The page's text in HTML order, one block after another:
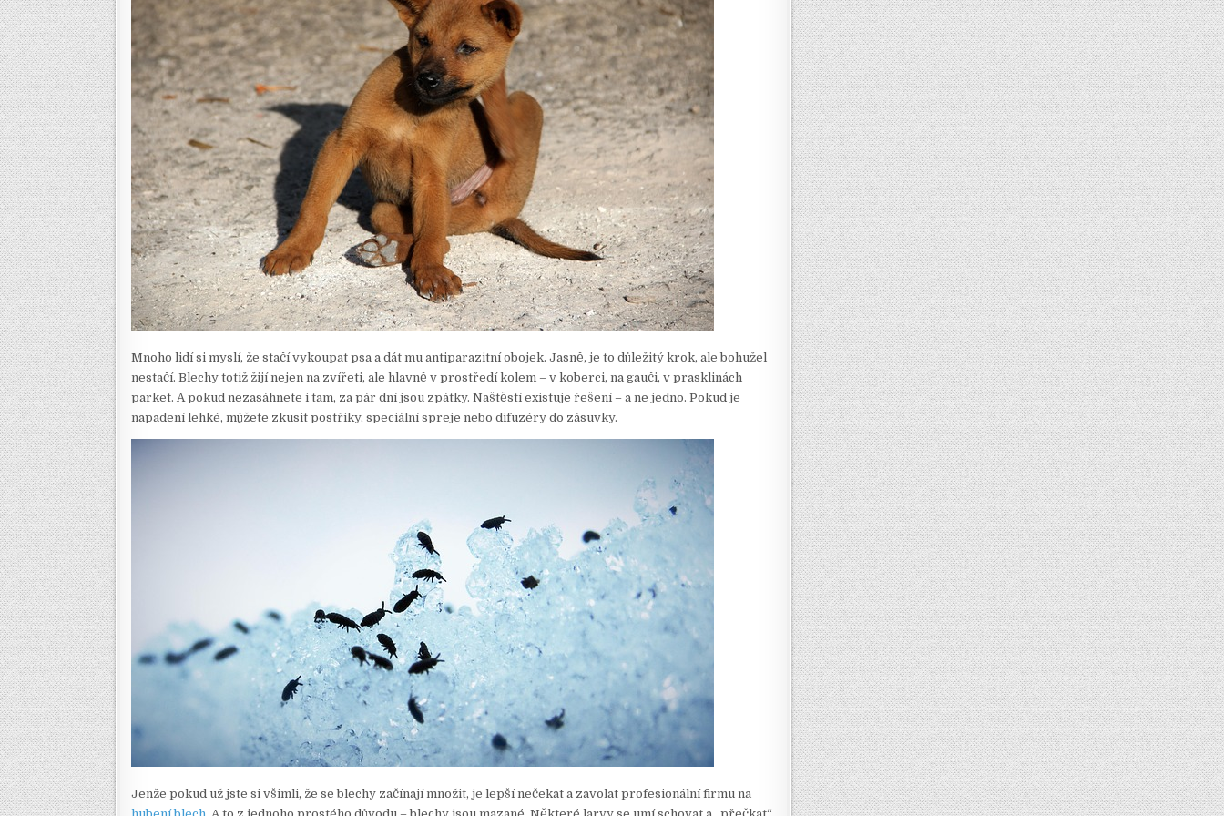
Mnoho lidí si myslí, že stačí vykoupat psa a dát mu antiparazitní obojek. Jasně, je to důležitý krok, ale bohužel
nestačí. Blechy totiž žijí nejen na zvířeti, ale hlavně v prostředí kolem – v koberci, na gauči, v prasklinách
parket. A pokud nezasáhnete i tam, za pár dní jsou zpátky. Naštěstí existuje řešení – a ne jedno. Pokud je
napadení lehké, můžete zkusit postřiky, speciální spreje nebo difuzéry do zásuvky.
Jenže pokud už jste si všimli, že se blechy začínají množit, je lepší nečekat a zavolat profesionální firmu na